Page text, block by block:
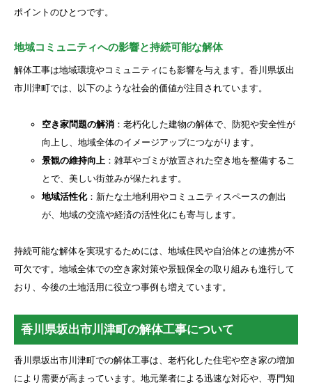
ポイントのひとつです。
地域コミュニティへの影響と持続可能な解体
解体工事は地域環境やコミュニティにも影響を与えます。香川県坂出
市川津町では、以下のような社会的価値が注目されています。
空き家問題の解消 ：老朽化した建物の解体で、防犯や安全性が
向上し、地域全体のイメージアップにつながります。
景観の維持向上 ：雑草やゴミが放置された空き地を整備するこ
とで、美しい街並みが保たれます。
地域活性化：新たな土地利用やコミュニティスペースの創出
が、地域の交流や経済の活性化にも寄与します。
持続可能な解体を実現するためには、地域住民や自治体との連携が不
可欠です。地域全体での空き家対策や景観保全の取り組みも進行して
おり、今後の土地活用に役立つ事例も増えています。
香川県坂出市川津町の解体工事について
香川県坂出市川津町での解体工事は、老朽化した住宅や空き家の増加
により需要が高まっています。地元業者による迅速な対応や、専門知